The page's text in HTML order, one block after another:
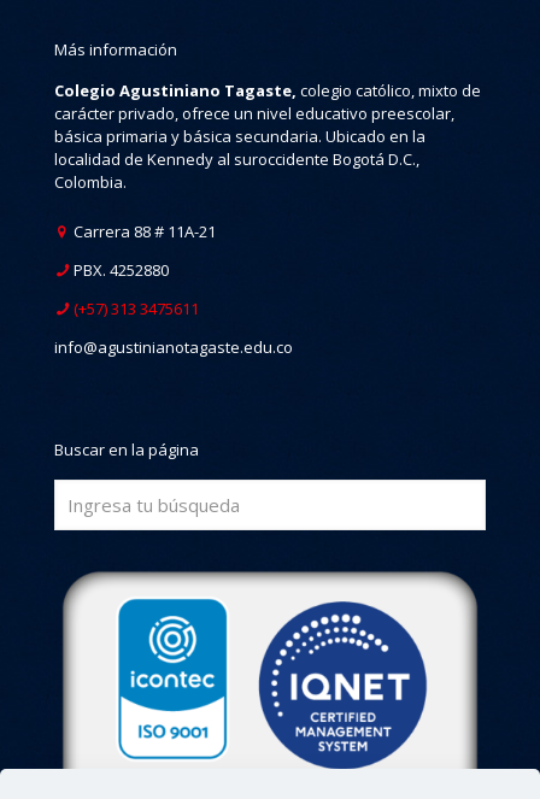
Más información
Colegio Agustiniano Tagaste, colegio católico, mixto de
carácter privado, ofrece un nivel educativo preescolar,
básica primaria y básica secundaria. Ubicado en la
localidad de Kennedy al suroccidente Bogotá D.C.,
Colombia.
Carrera 88 # 11A-21
PBX. 4252880
(+57) 313 3475611
info@agustinianotagaste.edu.co
Buscar en la página